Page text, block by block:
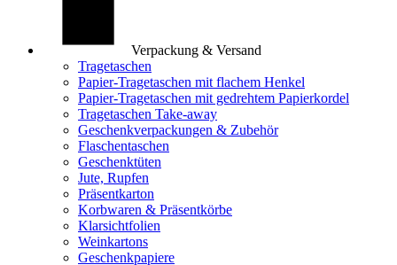
Verpackung & Versand
Tragetaschen
Papier-Tragetaschen mit flachem Henkel
Papier-Tragetaschen mit gedrehtem Papierkordel
Tragetaschen Take-away
Geschenkverpackungen & Zubehör
Flaschentaschen
Geschenktüten
Jute, Rupfen
Präsentkarton
Korbwaren & Präsentkörbe
Klarsichtfolien
Weinkartons
Geschenkpapiere